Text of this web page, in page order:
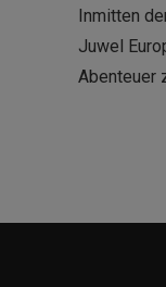
Inmitten
Juwel
Abenteuer